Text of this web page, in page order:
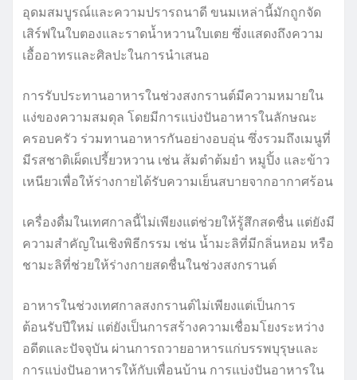
อุดมสมบูรณ์และความปรารถนาดี ขนมเหล่านี้มักถูกจัด
เสิร์ฟในใบตองและราดน้ำหวานใบเตย ซึ่งแสดงถึงความ
เอื้ออาทรและศิลปะในการนำเสนอ
การรับประทานอาหารในช่วงสงกรานต์มีความหมายใน
แง่ของความสมดุล โดยมีการแบ่งปันอาหารในลักษณะ
ครอบครัว ร่วมทานอาหารกันอย่างอบอุ่น ซึ่งรวมถึงเมนูที่
มีรสชาติเผ็ดเปรี้ยวหวาน เช่น ส้มตำต้มยำ หมูปิ้ง และข้าว
เหนียวเพื่อให้ร่างกายได้รับความเย็นสบายจากอากาศร้อน
เครื่องดื่มในเทศกาลนี้ไม่เพียงแต่ช่วยให้รู้สึกสดชื่น แต่ยังมี
ความสำคัญในเชิงพิธีกรรม เช่น น้ำมะลิที่มีกลิ่นหอม หรือ
ชามะลิที่ช่วยให้ร่างกายสดชื่นในช่วงสงกรานต์
อาหารในช่วงเทศกาลสงกรานต์ไม่เพียงแต่เป็นการ
ต้อนรับปีใหม่ แต่ยังเป็นการสร้างความเชื่อมโยงระหว่าง
อดีตและปัจจุบัน ผ่านการถวายอาหารแก่บรรพบุรุษและ
การแบ่งปันอาหารให้กับเพื่อนบ้าน การแบ่งปันอาหารใน